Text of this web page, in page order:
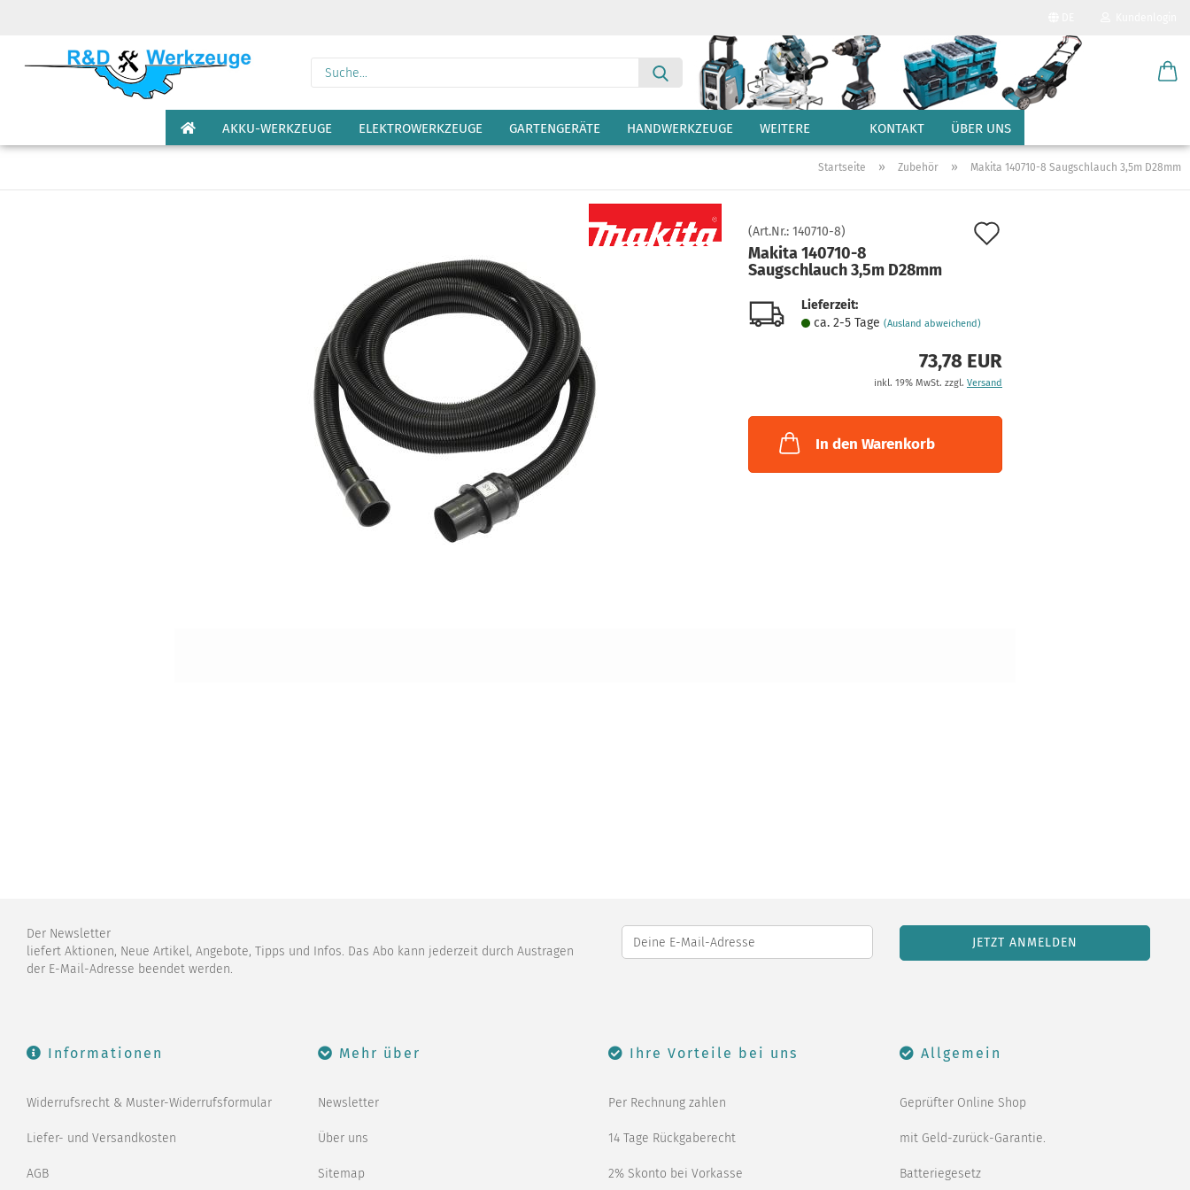
Sprache auswählen
Lieferland
Passwort
Konto erstellen
Suche...
AKKU-WERKZEUGE ELEKTROWERKZEUGE GARTENGERÄTE HANDWERKZEUGE KONTAKT ÜBER UNS
WEITERE
Startseite » Zubehör » Makita 140710-8 Saugschlauch 3,5m D28mm
(Art.Nr.:140710-8)
Makita 140710-8
Saugschlauch 3,5m D28mm
Lieferzeit:
ca. 2-5 Tage(Ausland abweichend)
73,78 EUR
inkl. 19% MwSt. zzgl. Versand
In den Warenkorb
Der Newsletter
liefert Aktionen, Neue Artikel, Angebote, Tipps und Infos. Das Abo kann jederzeit durch Austragen
der E-Mail-Adresse beendet werden.
Informationen
Widerrufsrecht & Muster-Widerrufsformular
Liefer- und Versandkosten
AGB
Mehr über
Newsletter
Über uns
Sitemap
Ihre Vorteile bei uns
Per Rechnung zahlen
14 Tage Rückgaberecht
2% Skonto bei Vorkasse
Allgemein
Geprüfter Online Shop
mit Geld-zurück-Garantie.
Batteriegesetz